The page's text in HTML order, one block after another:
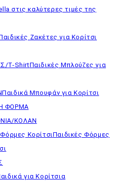
στις καλύτερες τιμές της
Ζακέτες για Κορίτσι
T-ShirtΠαιδικές Μπλούζες για
Παιδικά Μπουφάν για Κορίτσι
ΦΟΡΜΑ
ΚΟΛΑΝ
ΚορίτσιΠαιδικές Φόρμες
για Κορίτσια